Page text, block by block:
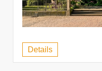
Details